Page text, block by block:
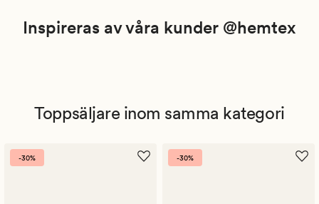
Inspireras av våra kunder @hemtex
Toppsäljare inom samma kategori
-30% -30%